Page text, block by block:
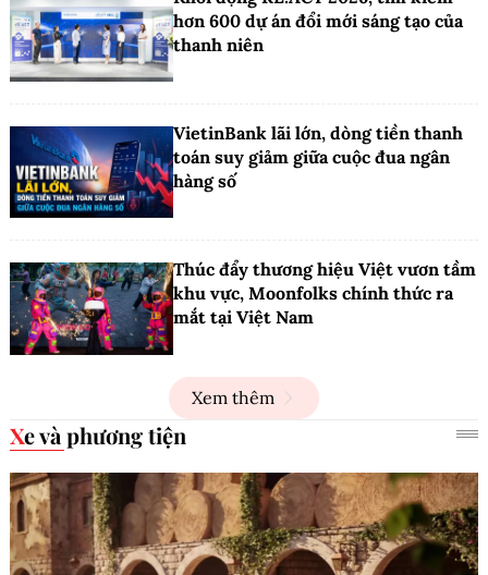
hơn 600 dự án đổi mới sáng tạo của
thanh niên
VietinBank lãi lớn, dòng tiền thanh
toán suy giảm giữa cuộc đua ngân
hàng số
Thúc đẩy thương hiệu Việt vươn tầm
khu vực, Moonfolks chính thức ra
mắt tại Việt Nam
Xem thêm
Xe và phương tiện